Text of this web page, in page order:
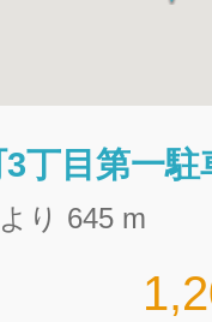
丁目第一駐
より 645 m